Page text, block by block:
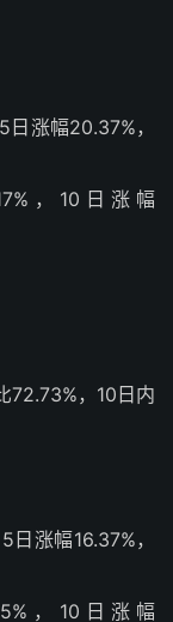
涨幅20.37%，
，10日涨幅
72.73%，10日内
涨幅16.37%，
，10日涨幅